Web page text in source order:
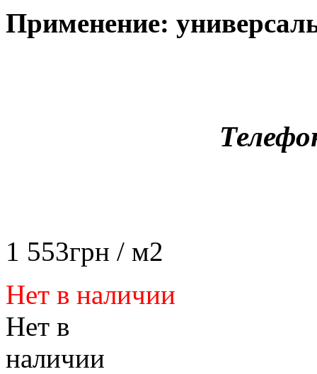
Применение:
1 553грн / м2
Нет в наличии
Нет в
наличии